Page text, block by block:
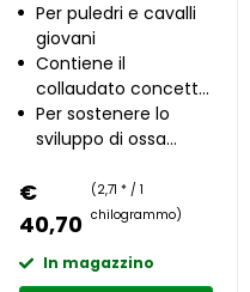
Per puledri e cavalli
giovani
Contiene il
collaudato concetto
Podo®
Per sostenere lo
sviluppo di ossa
€
40,70
(2,71 * / 1
chilogrammo)
In magazzino